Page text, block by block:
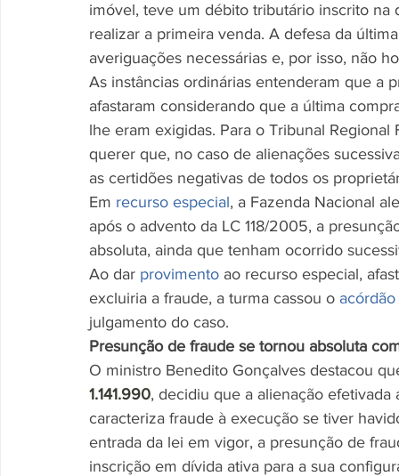
imóvel, teve um débito tributário inscrito
realizar a primeira venda. A defesa da
averiguações necessárias e, por isso, não
As instâncias ordinárias entenderam que a
afastaram considerando que a última
lhe eram exigidas. Para o Tribunal Regional
querer que, no caso de alienações
as certidões negativas de todos os
Em recurso especial, a Fazenda Nacional
após o advento da LC 118/2005, a
absoluta, ainda que tenham ocorrido
Ao dar provimento ao recurso especial,
excluiria a fraude, a turma cassou o acórdão
julgamento do caso.
Presunção de fraude se tornou absoluta
O ministro Benedito Gonçalves destacou
1.141.990, decidiu que a alienação
caracteriza fraude à execução se tiver
entrada da lei em vigor, a presunção de
inscrição em dívida ativa para a sua